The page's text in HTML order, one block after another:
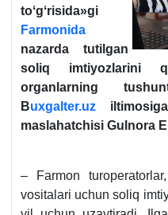
toʻgʻrisida»gi
Farmonida
nazarda tutilgan
soliq imtiyozlarini
organlarning
Buxgalter.uz
maslahatchisi Gulnora
– Farmon
vositalari uchun soliq